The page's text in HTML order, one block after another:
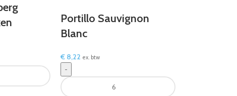
Portillo Sauvignon
Blanc
€8,22 ex. btw